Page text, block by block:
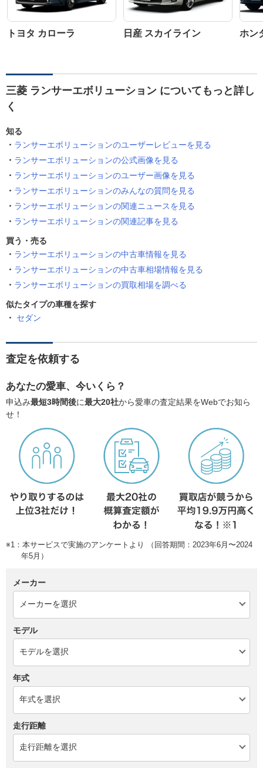
トヨタ カローラ 日産 スカイライン ホン
三菱 ランサーエボリューション についてもっと詳し
く
知る
ランサーエボリューションのユーザーレビューを見る
ランサーエボリューションの公式画像を見る
ランサーエボリューションのユーザー画像を見る
ランサーエボリューションのみんなの質問を見る
ランサーエボリューションの関連ニュースを見る
ランサーエボリューションの関連記事を見る
買う・売る
ランサーエボリューションの中古車情報を見る
ランサーエボリューションの中古車相場情報を見る
ランサーエボリューションの買取相場を調べる
似たタイプの車種を探す
セダン
査定を依頼する
あなたの愛車、今いくら？
申込み最短3時間後に最大20社から愛車の査定結果をWebでお知ら
せ！
※1：本サービスで実施のアンケートより （回答期間：2023年6月〜2024
年5月）
メーカー
モデル
年式
走行距離